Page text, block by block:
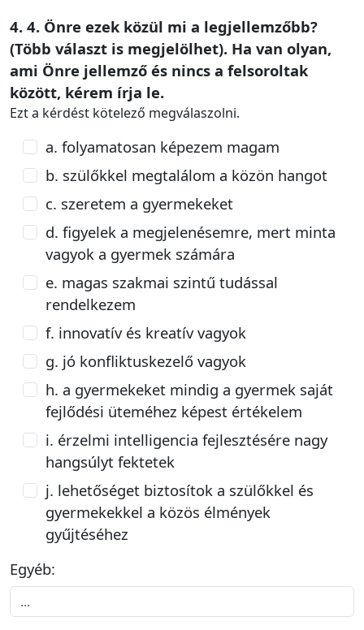
4. 4. Önre ezek közül mi a legjellemzőbb?
(Több választ is megjelölhet). Ha van olyan,
ami Önre jellemző és nincs a felsoroltak
között, kérem írja le.
Ezt a kérdést kötelező megválaszolni.
a. folyamatosan képezem magam
b. szülőkkel megtalálom a közön hangot
c. szeretem a gyermekeket
d. figyelek a megjelenésemre, mert minta
vagyok a gyermek számára
e. magas szakmai szintű tudással
rendelkezem
f. innovatív és kreatív vagyok
g. jó konfliktuskezelő vagyok
h. a gyermekeket mindig a gyermek saját
fejlődési üteméhez képest értékelem
i. érzelmi intelligencia fejlesztésére nagy
hangsúlyt fektetek
j. lehetőséget biztosítok a szülőkkel és
gyermekekkel a közös élmények
gyűjtéséhez
Egyéb: